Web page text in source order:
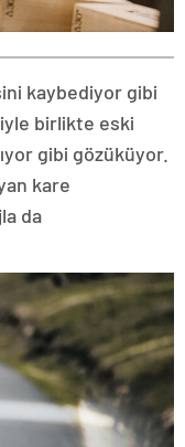
kaybediyor gibi
birlikte eski
gibi gözüküyor.
kare
da